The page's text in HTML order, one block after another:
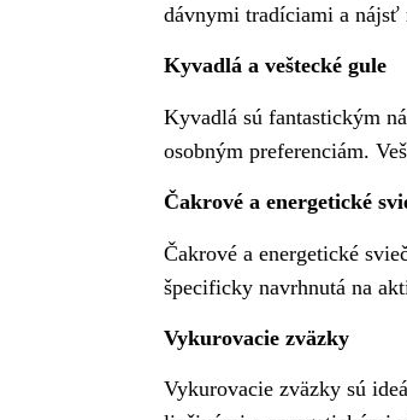
dávnymi tradíciami a
Kyvadlá a veštecké gule
Kyvadlá sú fantastickým
osobným preferenciám.
Čakrové a energetické
Čakrové a energetické
špecificky navrhnutá na
Vykurovacie zväzky
Vykurovacie zväzky sú